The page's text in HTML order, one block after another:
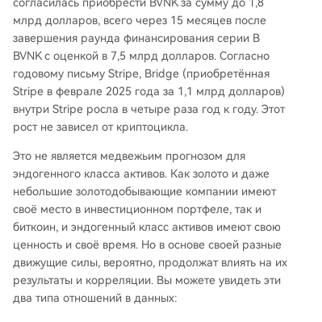
млрд долларов, всего через 15 месяцев после
завершения раунда финансирования серии B
BVNK с оценкой в 7,5 млрд долларов. Согласно
годовому письму Stripe, Bridge (приобретённая
Stripe в феврале 2025 года за 1,1 млрд долларов)
внутри Stripe росла в четыре раза год к году. Этот
рост не зависел от криптоцикла.
Это не является медвежьим прогнозом для
эндогенного класса активов. Как золото и даже
небольшие золотодобывающие компании имеют
своё место в инвестиционном портфеле, так и
биткоин, и эндогенный класс активов имеют свою
ценность и своё время. Но в основе своей разные
движущие силы, вероятно, продолжат влиять на их
результаты и корреляции. Вы можете увидеть эти
два типа отношений в данных: